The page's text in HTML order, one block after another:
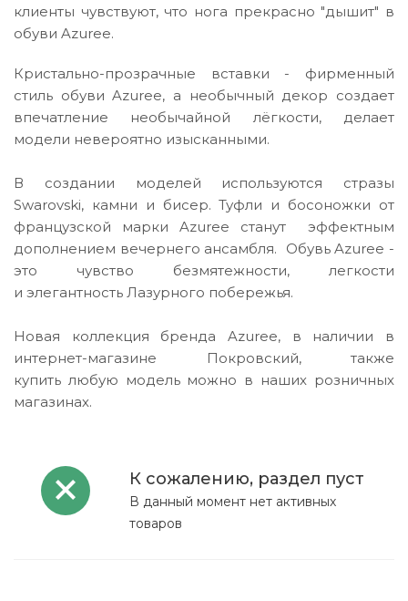
клиенты чувствуют, что нога прекрасно "дышит" в
обуви Azuree.
Кристально-прозрачные вставки - фирменный
стиль обуви Azuree, а необычный декор создает
впечатление необычайной лёгкости, делает
модели невероятно изысканными.
В создании моделей используются стразы
Swarovski, камни и бисер. Туфли и босоножки от
французской марки Azuree станут эффектным
дополнением вечернего ансамбля. Обувь Azuree -
это чувство безмятежности, легкости
и элегантность Лазурного побережья.
Новая коллекция бренда Azuree, в наличии в
интернет-магазине Покровский, также
купить любую модель можно в наших розничных
магазинах.
К сожалению, раздел пуст
В данный момент нет активных
товаров